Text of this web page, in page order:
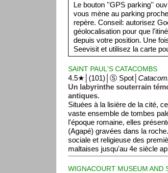
Le bouton ''GPS parking''
vous mène au parking
repère. Conseil: autorisez
géolocalisation pour que
depuis votre position. Une
Seevisit et utilisez la carte
SAINT PAUL'S CATACOMBS
4.5★│(101)│Ⓢ Spot│
Un labyrinthe souterrain
antiques.
Situées à la lisière de la cité,
vaste ensemble de tombes
l'époque romaine, elles
(Agapé) gravées dans la
sociale et religieuse des
maltaises jusqu'au 4e siècle
WIGNACOURT MUSEUM AND